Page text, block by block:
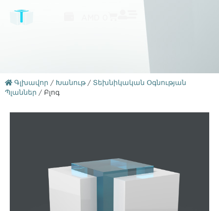
Գլխավոր / Խանութ/ Տեխնիկական Օգնության
Պլաններ / Բլոգ